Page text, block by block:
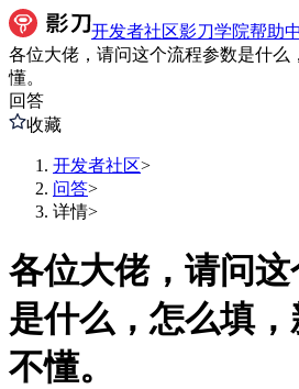
开发者社区影刀学院帮助
各位大佬，请问这个流程参数是什么
懂。
回答
收藏
开发者社区>
问答>
详情>
各位大佬，请问
是什么，怎么填
不懂。